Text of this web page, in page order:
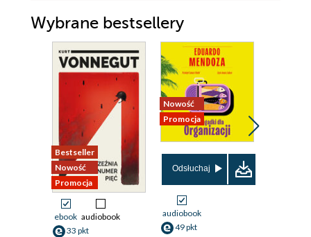
Wybrane bestsellery
Bestseller
Nowość
Promocja
ebook audiobook
33 pkt
Nowość
Promocja
Odsłuchaj
audiobook
49 pkt